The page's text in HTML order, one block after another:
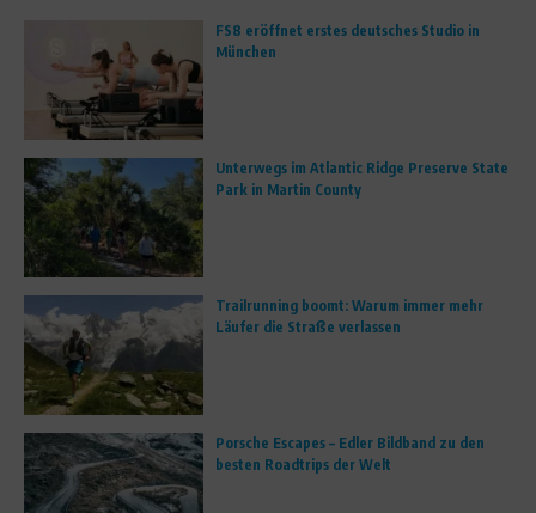
FS8 eröffnet erstes deutsches Studio in
München
Unterwegs im Atlantic Ridge Preserve State
Park in Martin County
Trailrunning boomt: Warum immer mehr
Läufer die Straße verlassen
Porsche Escapes – Edler Bildband zu den
besten Roadtrips der Welt